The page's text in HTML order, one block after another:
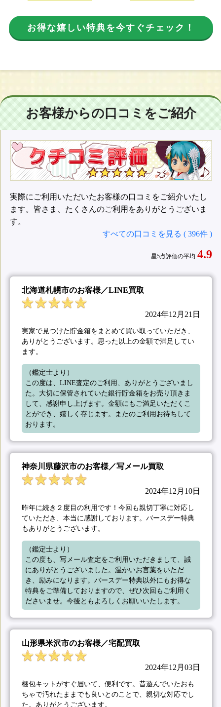
お得な嬉しい特典を今すぐチェック！
お客様からの口コミをご紹介
実際にご利用いただいたお客様の口コミをご紹介いたし
ます。皆さま、たくさんのご利用をありがとうございま
す。
すべての口コミを見る ( 396件 )
星5点評価の平均 4.9
北海道札幌市のお客様／LINE買取
2024年12月21日
実家で見つけた貯金箱をまとめて買い取っていただき、
ありがとうございます。思った以上の金額で満足してい
ます。
（鑑定士より）
この度は、LINE査定のご利用、ありがとうございまし
た。大切に保管されていた銀行貯金箱をお売り頂きま
して、感謝申し上げます。金額にもご満足いただくこ
とができ、嬉しく存じます。またのご利用お待ちして
おります。
神奈川県藤沢市のお客様／写メール買取
2024年12月10日
昨年に続き２度目の利用です！今回も親切丁寧に対応し
ていただき、本当に感謝しております。バースデー特典
もありがとうございます。
（鑑定士より）
この度も、写メール査定をご利用いただきまして、誠
にありがとうございました。温かいお言葉をいただ
き、励みになります。バースデー特典以外にもお得な
特典をご準備しておりますので、ぜひ次回もご利用く
ださいませ。今後ともよろしくお願いいたします。
山形県米沢市のお客様／宅配買取
2024年12月03日
梱包キットがすぐ届いて、便利です。昔遊んでいたおも
ちゃで汚れたままでも良いとのことで、親切な対応でし
た。ありがとうございます。